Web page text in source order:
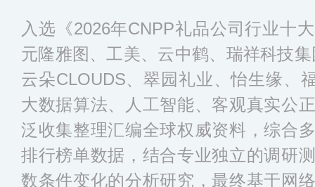
入选《2026年CNPP礼品公司行业十
元隆雅图、工美、云中鹤、瑞祥科技
云朵CLOUDS、翠园礼业、怡生缘、
大数据算法、人工智能、客观真实公
泛收集整理汇编全球权威资料，综合
排行榜单数据，结合专业独立的调研
数条件变化的分析研究，最终基于网